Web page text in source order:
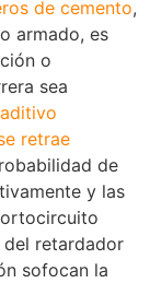
de cemento,
armado, es
o
sea
retrae
de
y las
retardador
sofocan la